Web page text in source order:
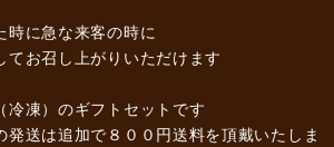
時に急な来客の時に
お召し上がりいただけます
冷凍）のギフトセットです
送は追加で８００円送料を頂戴いたしま